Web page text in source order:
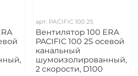
арт. PACIFIC 100 2S
Вентилятор 100 ERA
PACIFIC 100 2S осевой
канальный
шумоизолированный,
2 скорости, D100